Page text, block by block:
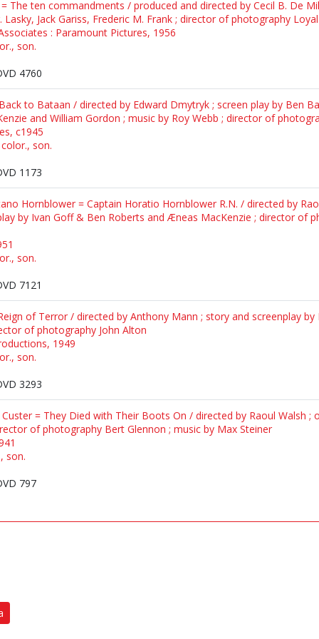
The ten commandments / produced and directed by Cecil B. De
Lasky, Jack Gariss, Frederic M. Frank ; director of photography
: Paramount Pictures, 1956
son.
4760
to Bataan / directed by Edward Dmytryk ; screen play by Ben
and William Gordon ; music by Roy Webb ; director of
c1945
son.
1173
Hornblower = Captain Horatio Hornblower R.N. / directed by
by Ivan Goff & Ben Roberts and Æneas MacKenzie ; director of
son.
7121
of Terror / directed by Anthony Mann ; story and screenplay by
of photography John Alton
1949
son.
3293
= They Died with Their Boots On / directed by Raoul Walsh ;
of photography Bert Glennon ; music by Max Steiner
son.
797